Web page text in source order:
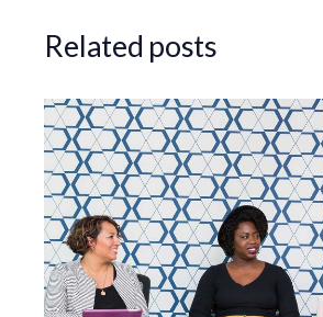
Related posts